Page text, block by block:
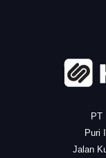
PT
Puri
Jalan